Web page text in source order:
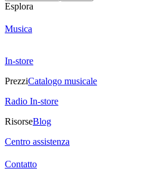
Esplora
Musica
In-store
PrezziCatalogo musicale
Radio In-store
RisorseBlog
Centro assistenza
Contatto